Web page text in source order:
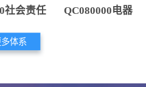
社会责任 QC080000电器
多体系